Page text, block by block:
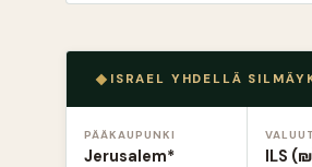
ISRAEL YHDELLÄ
PÄÄKAUPUNKI
Jerusalem* ILS